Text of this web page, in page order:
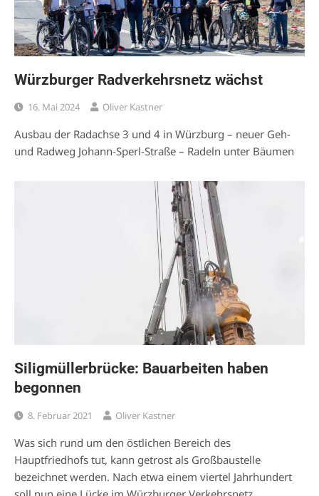
Würzburger Radverkehrsnetz wächst
16. Mai 2024 Oliver Kastner
Ausbau der Radachse 3 und 4 in Würzburg – neuer Geh-
und Radweg Johann-Sperl-Straße – Radeln unter Bäumen
Siligmüllerbrücke: Bauarbeiten haben
begonnen
8. Februar 2021 Oliver Kastner
Was sich rund um den östlichen Bereich des
Hauptfriedhofs tut, kann getrost als Großbaustelle
bezeichnet werden. Nach etwa einem viertel Jahrhundert